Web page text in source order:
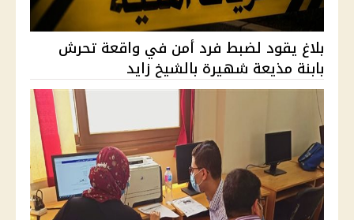
بلاغ يقود لضبط فرد أمن في واقعة تحرش
بابنة مذيعة شهيرة بالشيخ زايد